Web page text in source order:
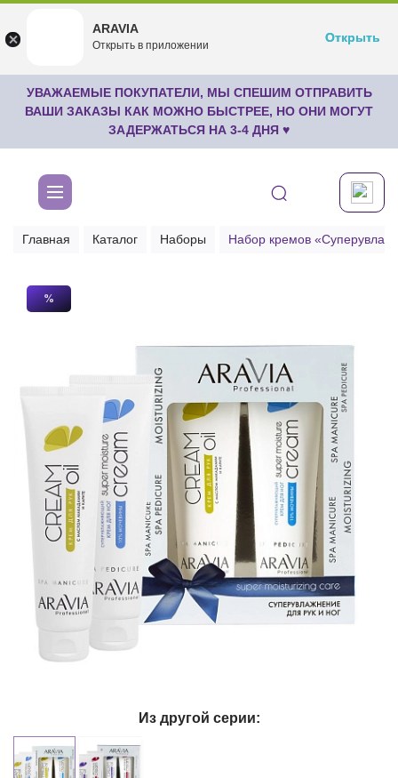
undefined
Бесплатноru.aravia.new
Открыть
УВАЖАЕМЫЕ ПОКУПАТЕЛИ, МЫ СПЕШИМ ОТПРАВИТЬ
ВАШИ ЗАКАЗЫ КАК МОЖНО БЫСТРЕЕ, НО ОНИ МОГУТ
ЗАДЕРЖАТЬСЯ НА 3-4 ДНЯ ♥
Главная Каталог Наборы Набор кремов
%
Из другой серии:
ARAVIA
Открыть в приложении
Открыть